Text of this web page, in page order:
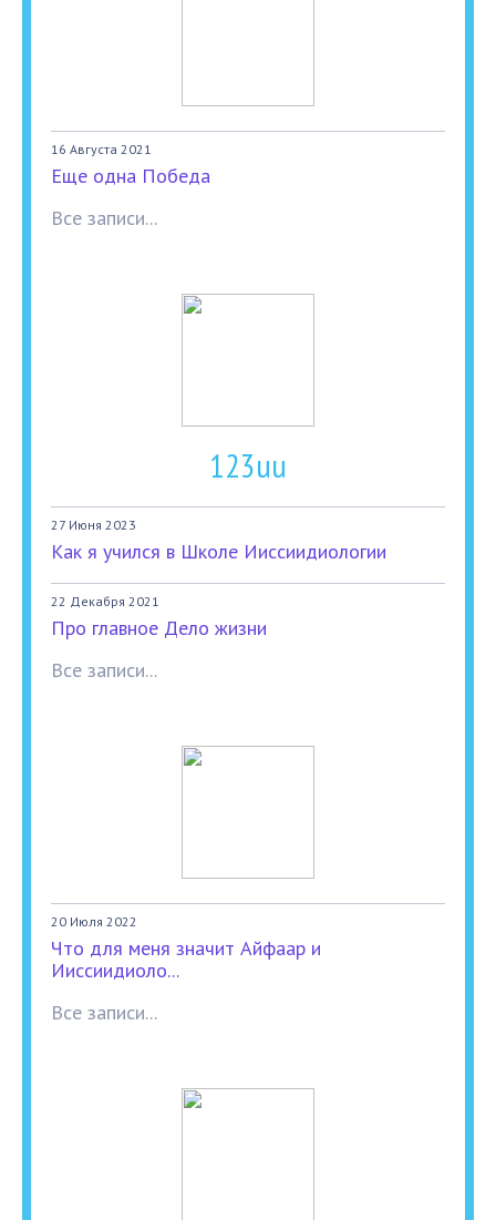
16 Августа 2021
Еще одна Победа
Все записи...
123uu
27 Июня 2023
Как я учился в Школе Ииссиидиологии
22 Декабря 2021
Про главное Дело жизни
Все записи...
20 Июля 2022
Что для меня значит Айфаар и
Ииссиидиоло...
Все записи...